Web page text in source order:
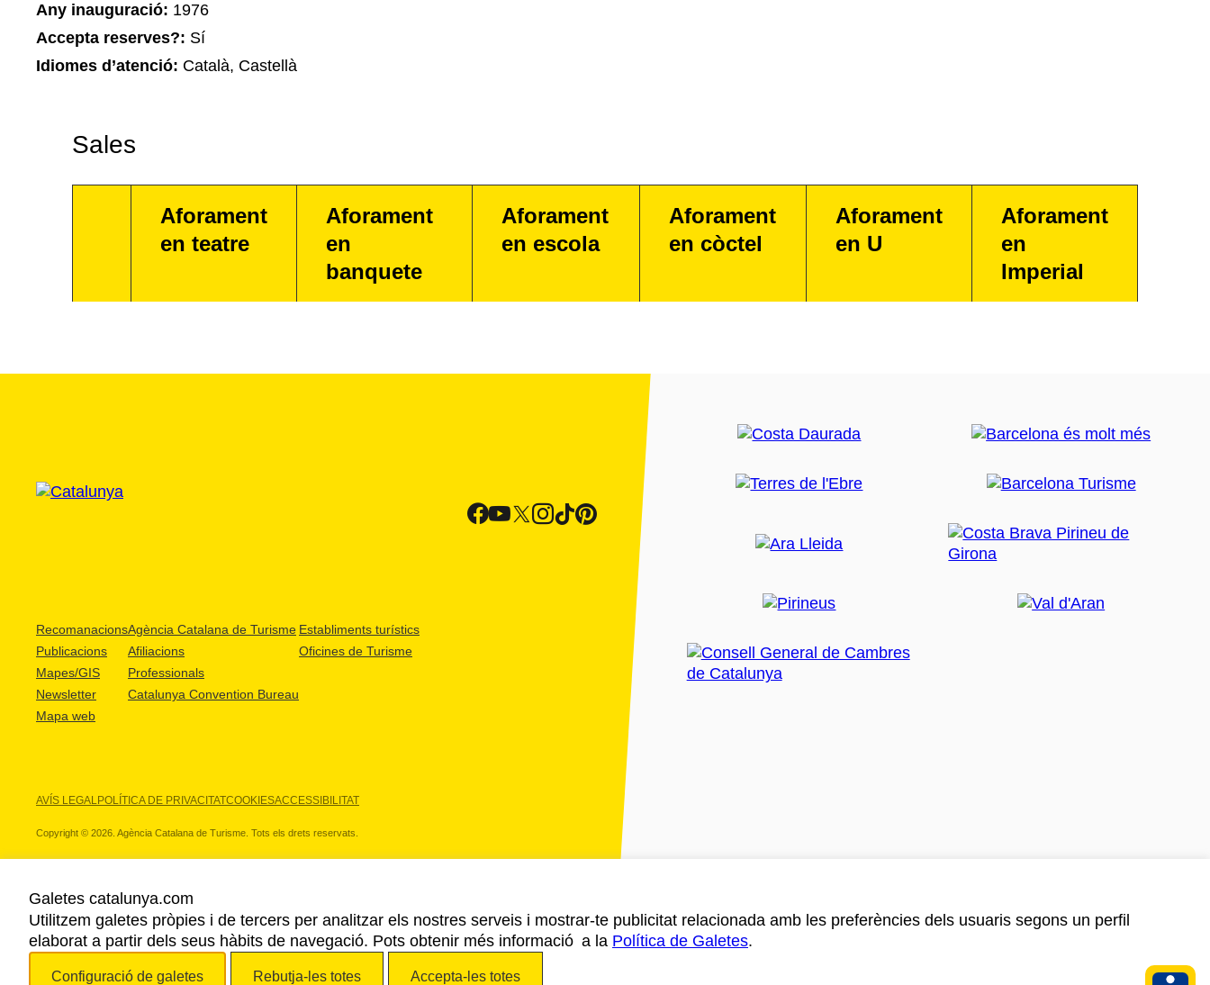
Any inauguració: 1976
Accepta reserves?: Sí
Idiomes d’atenció: Català, Castellà
Sales
Aforament
en teatre
Aforament
en
banquete
Aforament
en escola
Aforament
en còctel
Aforament
en U
Aforament
en
Imperial
Recomanacions
Publicacions
Mapes/GIS
Newsletter
Mapa web
Agència Catalana de Turisme
Afiliacions
Professionals
Catalunya Convention Bureau
Establiments turístics
Oficines de Turisme
AVÍS LEGALPOLÍTICA DE PRIVACITATCOOKIESACCESSIBILITAT
Copyright © 2026. Agència Catalana de Turisme. Tots els drets reservats.
ELS NOSTRES PARTNERS
Galetes catalunya.com
Utilitzem galetes pròpies i de tercers per analitzar els nostres serveis i mostrar-te publicitat relacionada amb les preferències dels usuaris segons un perfil
elaborat a partir dels seus hàbits de navegació. Pots obtenir més informació a la Política de Galetes.
Configuració de galetes Rebutja-les totes Accepta-les totes